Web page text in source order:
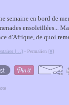
semaine en bord de
ensoleillées...
d'Afrique, de quoi
[ ] - Permalien [#]